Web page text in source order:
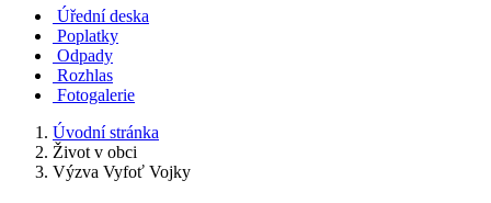
Úřední deska
Poplatky
Odpady
Rozhlas
Fotogalerie
Úvodní stránka
Život v obci
Výzva Vyfoť Vojky